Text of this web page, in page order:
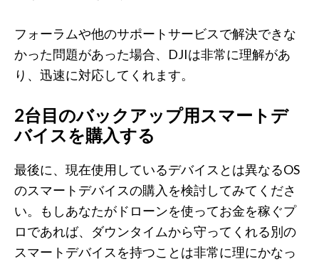
フォーラムや他のサポートサービスで解決できな
かった問題があった場合、DJIは非常に理解があ
り、迅速に対応してくれます。
2台目のバックアップ用スマートデ
バイスを購入する
最後に、現在使用しているデバイスとは異なるOS
のスマートデバイスの購入を検討してみてくださ
い。もしあなたがドローンを使ってお金を稼ぐプ
ロであれば、ダウンタイムから守ってくれる別の
スマートデバイスを持つことは非常に理にかなっ